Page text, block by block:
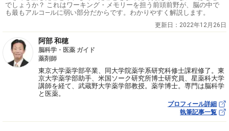
でしょうか？ これはワーキング・メモリーを担う前頭前野が、脳の中で
も最もアルコ―ルに弱い部分だからです。わかりやすく解説します。
更新日： 2022年12月26日
阿部 和穂
脳科学・医薬 ガイド
薬剤師
東京大学薬学部卒業、同大学院薬学系研究科修士課程修了。東
京大学薬学部助手、米国ソーク研究所博士研究員、星薬科大学
講師を経て、武蔵野大学薬学部教授。薬学博士。専門は脳科学
と医薬。
プロフィール詳細
執筆記事一覧